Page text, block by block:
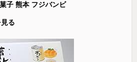
子 熊本 フジバンビ
見る